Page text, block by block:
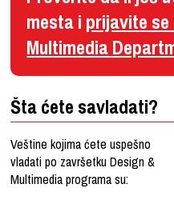
mesta i prijavite se
Multimedia
Šta ćete savladati?
Veštine kojima ćete uspešno
vladati po završetku Design &
Multimedia programa su: